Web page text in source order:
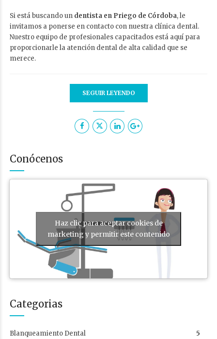
Si está buscando un dentista en Priego de Córdoba, le
invitamos a ponerse en contacto con nuestra clínica dental.
Nuestro equipo de profesionales capacitados está aquí para
proporcionarle la atención dental de alta calidad que se
merece.
SEGUIR LEYENDO
Conócenos
Haz clic para aceptar cookies de
marketing y permitir este contenido
Categorias
Blanqueamiento Dental 5